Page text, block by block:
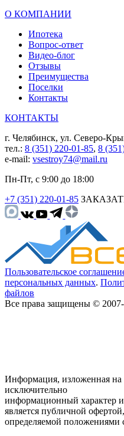
О КОМПАНИИ
Ипотека
Вопрос-ответ
Видео-блог
Отзывы
Преимущества
Поселки
Контакты
КОНТАКТЫ
г. Челябинск, ул. Северо-
тел.: 8 (351) 220-01-85, 8
e-mail: vsestroy74@mail.ru
Пн-Пт, с 9:00 до 18:00
+7 (351) 220-01-85
Пользовательское
персональных данных.
файлов
Все права защищены ©
Информация, изложенная на
исключительно
информационный характер
является публичной офертой,
определяемой положениями